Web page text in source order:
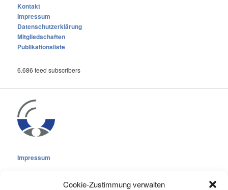
Cookie-Zustimmung verwalten
Kontakt
Impressum
Datenschutzerklärung
Mitgliedschaften
Publikationsliste
6.686 feed subscribers
Impressum